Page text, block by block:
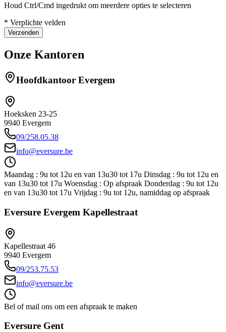
Houd Ctrl/Cmd ingedrukt om meerdere opties te selecteren
* Verplichte velden
Verzenden
Onze Kantoren
Hoofdkantoor Evergem
Hoeksken 23-25
9940 Evergem
09/258.05.38
info@eversure.be
Maandag : 9u tot 12u en van 13u30 tot 17u Dinsdag : 9u tot 12u en
van 13u30 tot 17u Woensdag : Op afspraak Donderdag : 9u tot 12u
en van 13u30 tot 17u Vrijdag : 9u tot 12u, namiddag op afspraak
Eversure Evergem Kapellestraat
Kapellestraat 46
9940 Evergem
09/253.75.53
info@eversure.be
Bel of mail ons om een afspraak te maken
Eversure Gent